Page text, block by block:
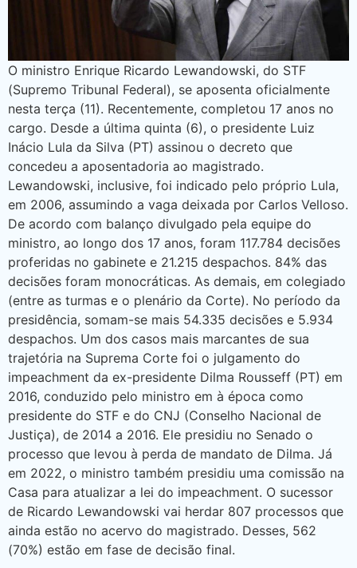
O ministro Enrique Ricardo Lewandowski, do STF
(Supremo Tribunal Federal), se aposenta oficialmente
nesta terça (11). Recentemente, completou 17 anos no
cargo. Desde a última quinta (6), o presidente Luiz
Inácio Lula da Silva (PT) assinou o decreto que
concedeu a aposentadoria ao magistrado.
Lewandowski, inclusive, foi indicado pelo próprio Lula,
em 2006, assumindo a vaga deixada por Carlos Velloso.
De acordo com balanço divulgado pela equipe do
ministro, ao longo dos 17 anos, foram 117.784 decisões
proferidas no gabinete e 21.215 despachos. 84% das
decisões foram monocráticas. As demais, em colegiado
(entre as turmas e o plenário da Corte). No período da
presidência, somam-se mais 54.335 decisões e 5.934
despachos. Um dos casos mais marcantes de sua
trajetória na Suprema Corte foi o julgamento do
impeachment da ex-presidente Dilma Rousseff (PT) em
2016, conduzido pelo ministro em à época como
presidente do STF e do CNJ (Conselho Nacional de
Justiça), de 2014 a 2016. Ele presidiu no Senado o
processo que levou à perda de mandato de Dilma. Já
em 2022, o ministro também presidiu uma comissão na
Casa para atualizar a lei do impeachment. O sucessor
de Ricardo Lewandowski vai herdar 807 processos que
ainda estão no acervo do magistrado. Desses, 562
(70%) estão em fase de decisão final.